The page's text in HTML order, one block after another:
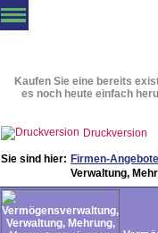
Kaufen Sie eine bereits
es noch heute einfach
Druckversion
Sie sind hier: Firmen-Angebote
Verwaltung,